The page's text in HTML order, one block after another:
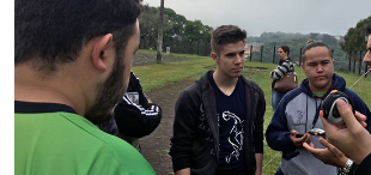
Biblioteca
Editora
Rádio